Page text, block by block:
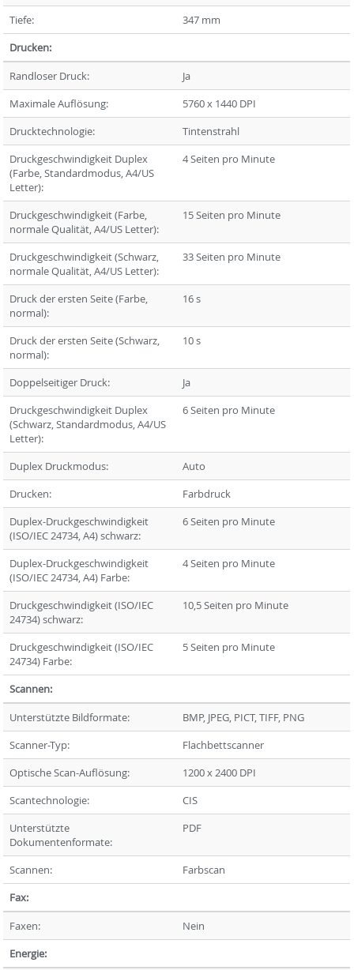
Tiefe:
347 mm
Drucken:
Randloser Druck:
Ja
Maximale Auflösung:
5760 x 1440 DPI
Drucktechnologie:
Tintenstrahl
Druckgeschwindigkeit Duplex
(Farbe, Standardmodus, A4/US
Letter):
4 Seiten pro Minute
Druckgeschwindigkeit (Farbe,
normale Qualität, A4/US Letter):
15 Seiten pro Minute
Druckgeschwindigkeit (Schwarz,
normale Qualität, A4/US Letter):
33 Seiten pro Minute
Druck der ersten Seite (Farbe,
normal):
16 s
Druck der ersten Seite (Schwarz,
normal):
10 s
Doppelseitiger Druck:
Ja
Druckgeschwindigkeit Duplex
(Schwarz, Standardmodus, A4/US
Letter):
6 Seiten pro Minute
Duplex Druckmodus:
Auto
Drucken:
Farbdruck
Duplex-Druckgeschwindigkeit
(ISO/IEC 24734, A4) schwarz:
6 Seiten pro Minute
Duplex-Druckgeschwindigkeit
(ISO/IEC 24734, A4) Farbe:
4 Seiten pro Minute
Druckgeschwindigkeit (ISO/IEC
24734) schwarz:
10,5 Seiten pro Minute
Druckgeschwindigkeit (ISO/IEC
24734) Farbe:
5 Seiten pro Minute
Scannen:
Unterstützte Bildformate:
BMP, JPEG, PICT, TIFF, PNG
Scanner-Typ:
Flachbettscanner
Optische Scan-Auflösung:
1200 x 2400 DPI
Scantechnologie:
CIS
Unterstützte
Dokumentenformate:
PDF
Scannen:
Farbscan
Fax:
Faxen:
Nein
Energie: